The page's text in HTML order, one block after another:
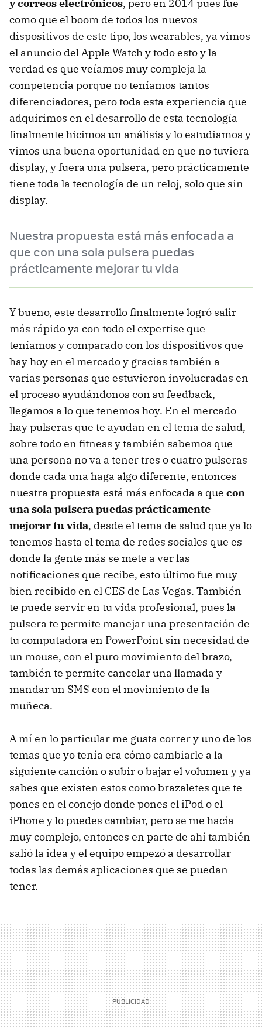
y correos electrónicos, pero en 2014 pues fue
como que el boom de todos los nuevos
dispositivos de este tipo, los wearables, ya vimos
el anuncio del Apple Watch y todo esto y la
verdad es que veíamos muy compleja la
competencia porque no teníamos tantos
diferenciadores, pero toda esta experiencia que
adquirimos en el desarrollo de esta tecnología
finalmente hicimos un análisis y lo estudiamos y
vimos una buena oportunidad en que no tuviera
display, y fuera una pulsera, pero prácticamente
tiene toda la tecnología de un reloj, solo que sin
display.
Nuestra propuesta está más enfocada a
que con una sola pulsera puedas
prácticamente mejorar tu vida
Y bueno, este desarrollo finalmente logró salir
más rápido ya con todo el expertise que
teníamos y comparado con los dispositivos que
hay hoy en el mercado y gracias también a
varias personas que estuvieron involucradas en
el proceso ayudándonos con su feedback,
llegamos a lo que tenemos hoy. En el mercado
hay pulseras que te ayudan en el tema de salud,
sobre todo en fitness y también sabemos que
una persona no va a tener tres o cuatro pulseras
donde cada una haga algo diferente, entonces
nuestra propuesta está más enfocada a que con
una sola pulsera puedas prácticamente
mejorar tu vida, desde el tema de salud que ya lo
tenemos hasta el tema de redes sociales que es
donde la gente más se mete a ver las
notificaciones que recibe, esto último fue muy
bien recibido en el CES de Las Vegas. También
te puede servir en tu vida profesional, pues la
pulsera te permite manejar una presentación de
tu computadora en PowerPoint sin necesidad de
un mouse, con el puro movimiento del brazo,
también te permite cancelar una llamada y
mandar un SMS con el movimiento de la
muñeca.
A mí en lo particular me gusta correr y uno de los
temas que yo tenía era cómo cambiarle a la
siguiente canción o subir o bajar el volumen y ya
sabes que existen estos como brazaletes que te
pones en el conejo donde pones el iPod o el
iPhone y lo puedes cambiar, pero se me hacía
muy complejo, entonces en parte de ahí también
salió la idea y el equipo empezó a desarrollar
todas las demás aplicaciones que se puedan
tener.